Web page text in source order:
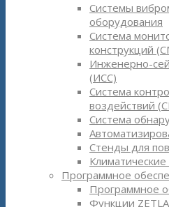
Системы
оборудования
Система
конструкций
Инженерно-
(ИСС)
Система
воздействий
Система
Стенды для
Программное
Программное
Функции